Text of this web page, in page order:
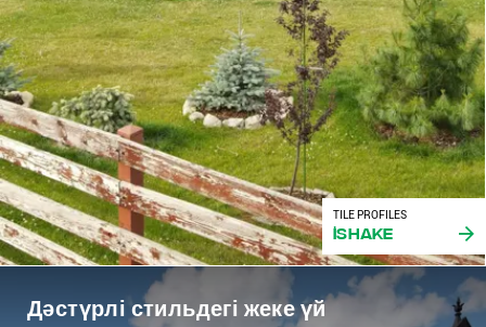
TILE PROFILES
iShake
Дәстүрлі стильдегі жеке үй